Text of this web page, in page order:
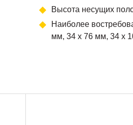
Высота несущих
Наиболее
мм, 34 х 76 мм, 34 х